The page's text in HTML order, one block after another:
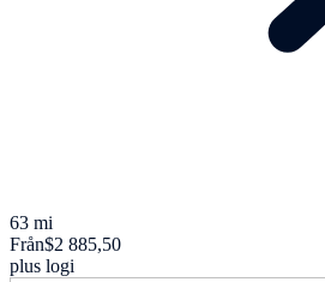
63 mi
Från$2 885,50
plus logi